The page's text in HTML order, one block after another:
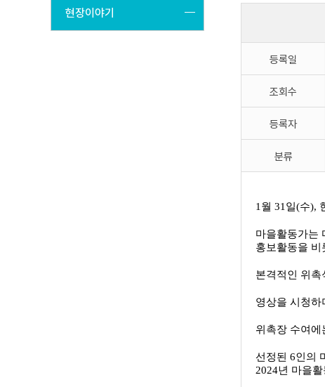
현장이야기
등록일
조회수
등록자
분류
1월 31일(수),
마을활동가는
홍보활동을
본격적인 위
영상을 시청하
위촉장 수여
선정된 6인의
2024년 마을